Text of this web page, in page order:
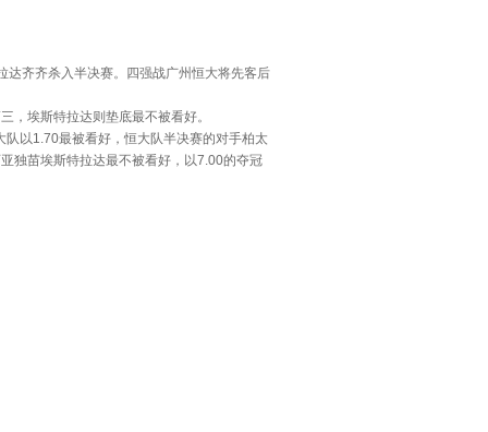
齐齐杀入半决赛。四强战广州恒大将先客后
埃斯特拉达则垫底最不被看好。
以1.70最被看好，恒大队半决赛的对手柏太
独苗埃斯特拉达最不被看好，以7.00的夺冠